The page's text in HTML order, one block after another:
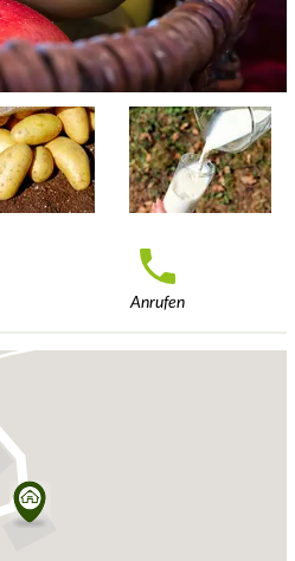
Anrufen